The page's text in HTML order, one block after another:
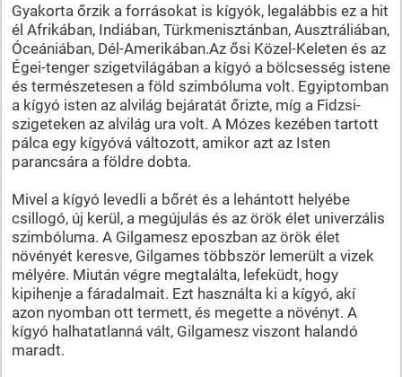
Gyakorta őrzik a forrásokat is kígyók, legalábbis ez a hit
él Afrikában, Indiában, Türkmenisztánban, Ausztráliában,
Óceániában, Dél-Amerikában.Az ősi Közel-Keleten és az
Égei-tenger szigetvilágában a kígyó a bölcsesség istene
és természetesen a föld szimbóluma volt. Egyiptomban
a kígyó isten az alvilág bejáratát őrizte, míg a Fidzsi-
szigeteken az alvilág ura volt. A Mózes kezében tartott
pálca egy kígyóvá változott, amikor azt az Isten
parancsára a földre dobta.
Mivel a kígyó levedli a bőrét és a lehántott helyébe
csillogó, új kerül, a megújulás és az örök élet univerzális
szimbóluma. A Gilgamesz eposzban az örök élet
növényét keresve, Gilgames többször lemerült a vizek
mélyére. Miután végre megtalálta, lefeküdt, hogy
kipihenje a fáradalmait. Ezt használta ki a kígyó, akí
azon nyomban ott termett, és megette a növényt. A
kígyó halhatatlanná vált, Gilgamesz viszont halandó
maradt.